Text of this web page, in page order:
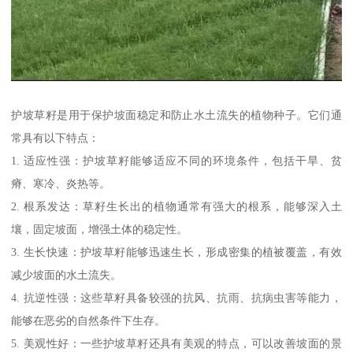
护坡草籽是用于保护坡面稳定和防止水土流失的植物种子。它们通
常具有以下特点：
1. 适应性强：护坡草籽能够适应不同的环境条件，包括干旱、贫
瘠、寒冷、炎热等。
2. 根系发达：草籽生长出的植物通常有强大的根系，能够深入土
壤，固定坡面，增强土体的稳定性。
3. 生长快速：护坡草籽能够迅速生长，形成密集的植被覆盖，有效
减少坡面的水土流失。
4. 抗逆性强：这些草籽具备较强的抗风、抗雨、抗病虫害等能力，
能够在恶劣的自然条件下生存。
5. 美观性好：一些护坡草籽还具有美观的特点，可以改善坡面的景